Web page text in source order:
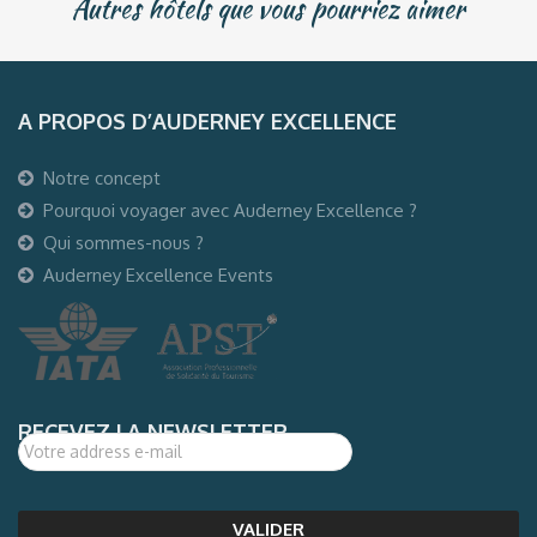
Autres hôtels que vous pourriez aimer
A PROPOS D’AUDERNEY EXCELLENCE
Notre concept
Pourquoi voyager avec Auderney Excellence ?
Qui sommes-nous ?
Auderney Excellence Events
RECEVEZ LA NEWSLETTER